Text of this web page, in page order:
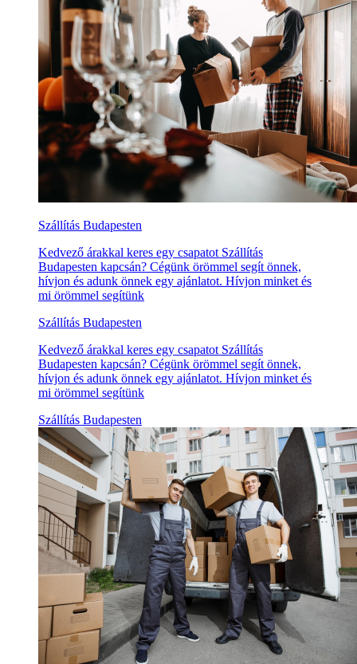
Szállítás Budapesten
Kedvező árakkal keres egy csapatot Szállítás
Budapesten kapcsán? Cégünk örömmel segít önnek,
hívjon és adunk önnek egy ajánlatot. Hívjon minket és
mi örömmel segítünk
Szállítás Budapesten
Kedvező árakkal keres egy csapatot Szállítás
Budapesten kapcsán? Cégünk örömmel segít önnek,
hívjon és adunk önnek egy ajánlatot. Hívjon minket és
mi örömmel segítünk
Szállítás Budapesten